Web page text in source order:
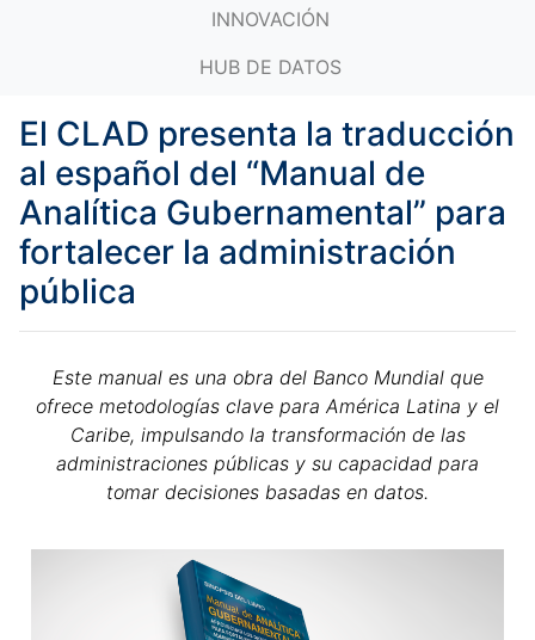
INNOVACIÓN
HUB DE DATOS
El CLAD presenta la traducción
al español del “Manual de
Analítica Gubernamental” para
fortalecer la administración
pública
Este manual es una obra del Banco Mundial que
ofrece metodologías clave para América Latina y el
Caribe, impulsando la transformación de las
administraciones públicas y su capacidad para
tomar decisiones basadas en datos.